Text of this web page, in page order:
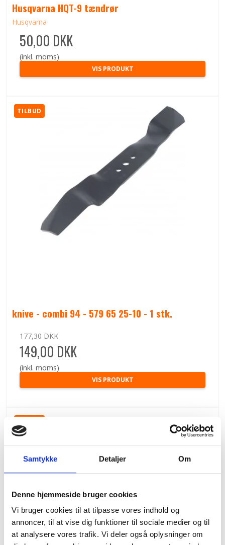
Samtykke Detaljer Om
Denne hjemmeside bruger cookies
Vi bruger cookies til at tilpasse vores indhold og
annoncer, til at vise dig funktioner til sociale medier og til
at analysere vores trafik. Vi deler også oplysninger om
Husqvarna HQT-9 tændrør
Husqvarna
50,00 DKK
(inkl. moms)
VIS PRODUKT
TILBUD
knive - combi 94 - 579 65 25-10 - 1 stk.
177,30 DKK
149,00 DKK
(inkl. moms)
VIS PRODUKT